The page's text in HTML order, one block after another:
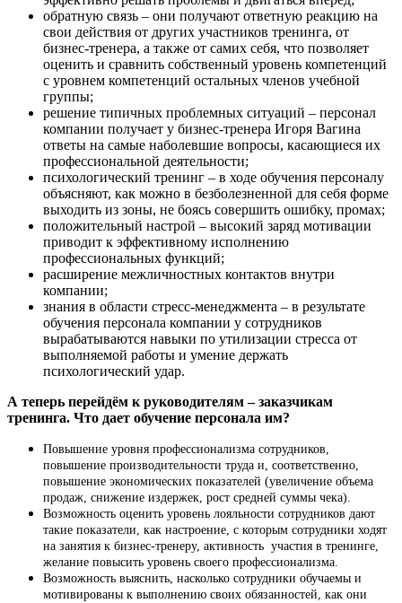
обратную связь – они получают ответную реакцию на
свои действия от других участников тренинга, от
бизнес-тренера, а также от самих себя, что позволяет
оценить и сравнить собственный уровень компетенций
с уровнем компетенций остальных членов учебной
группы;
решение типичных проблемных ситуаций – персонал
компании получает у бизнес-тренера Игоря Вагина
ответы на самые наболевшие вопросы, касающиеся их
профессиональной деятельности;
психологический тренинг – в ходе обучения персоналу
объясняют, как можно в безболезненной для себя форме
выходить из зоны, не боясь совершить ошибку, промах;
положительный настрой – высокий заряд мотивации
приводит к эффективному исполнению
профессиональных функций;
расширение межличностных контактов внутри
компании;
знания в области стресс-менеджмента – в результате
обучения персонала компании у сотрудников
вырабатываются навыки по утилизации стресса от
выполняемой работы и умение держать
психологический удар.
А теперь перейдём к руководителям – заказчикам
тренинга. Что дает обучение персонала им?
Повышение уровня профессионализма сотрудников,
повышение производительности труда и, соответственно,
повышение экономических показателей (увеличение объема
продаж, снижение издержек, рост средней суммы чека).
Возможность оценить уровень лояльности сотрудников дают
такие показатели, как настроение, с которым сотрудники ходят
на занятия к бизнес-тренеру, активность участия в тренинге,
желание повысить уровень своего профессионализма.
Возможность выяснить, насколько сотрудники обучаемы и
мотивированы к выполнению своих обязанностей, как они